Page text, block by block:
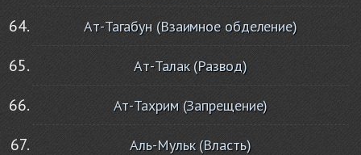
Ат-Тагабун (Взаимное обделение)
Ат-Талак (Развод)
Ат-Тахрим (Запрещение)
Аль-Мульк (Власть)